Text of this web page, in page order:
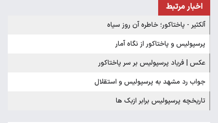
اخبار مرتبط
آلکثیر - پاختاکور؛ خاطره آن روز سیاه
پرسپولیس و پاختاکور از نگاه آمار
عکس | فریاد پرسپولیس بر سر پاختاکور
جواب رد مشهد به پرسپولیس و استقلال
تاریخچه پرسپولیس برابر ازبک ها